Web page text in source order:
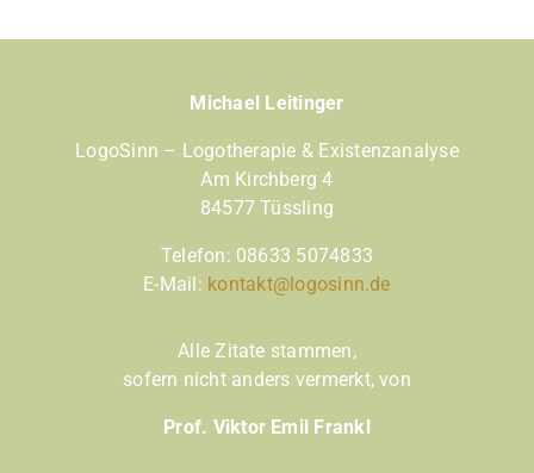
Michael Leitinger
LogoSinn – Logotherapie & Existenzanalyse
Am Kirchberg 4
84577 Tüssling
Telefon: 08633 5074833
E-Mail: kontakt@logosinn.de
Alle Zitate stammen,
sofern nicht anders vermerkt,von
Prof. Viktor Emil Frankl